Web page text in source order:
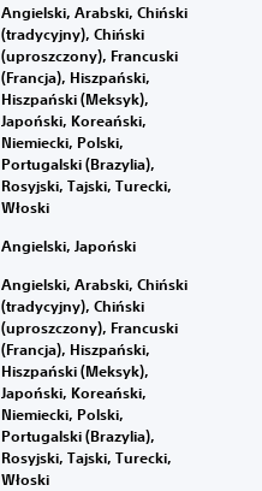
Angielski, Arabski, Chiński
(tradycyjny), Chiński
(uproszczony), Francuski
(Francja), Hiszpański,
Hiszpański (Meksyk),
Japoński, Koreański,
Niemiecki, Polski,
Portugalski (Brazylia),
Rosyjski, Tajski, Turecki,
Włoski
Angielski, Japoński
Angielski, Arabski, Chiński
(tradycyjny), Chiński
(uproszczony), Francuski
(Francja), Hiszpański,
Hiszpański (Meksyk),
Japoński, Koreański,
Niemiecki, Polski,
Portugalski (Brazylia),
Rosyjski, Tajski, Turecki,
Włoski